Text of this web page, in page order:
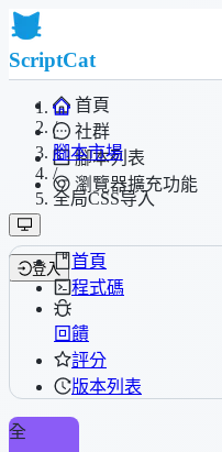
ScriptCat
首頁
社群
腳本列表
瀏覽器擴充功能
登入
/
腳本市場
/
全局CSS导入
首頁
程式碼
回饋
評分
版本列表
全